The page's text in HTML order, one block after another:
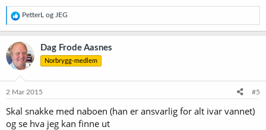
R
e
a
k
s
j
o
e
:
PetterL og JEG
Dag Frode Aasnes
Norbrygg-medlem
2 Mar 2015 #5
Skal snakke med naboen (han er ansvarlig for alt ivar vannet)
og se hva jeg kan finne ut